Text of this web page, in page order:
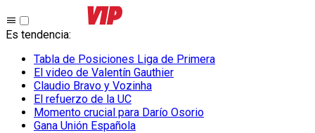
Es tendencia:
Tabla de Posiciones Liga de Primera
El video de Valentín Gauthier
Claudio Bravo y Vozinha
El refuerzo de la UC
Momento crucial para Darío Osorio
Gana Unión Española